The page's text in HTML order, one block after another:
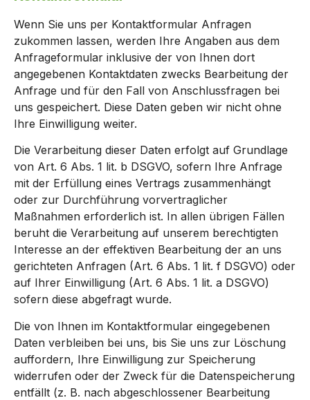
Wenn Sie uns per Kontaktformular Anfragen
zukommen lassen, werden Ihre Angaben aus dem
Anfrageformular inklusive der von Ihnen dort
angegebenen Kontaktdaten zwecks Bearbeitung der
Anfrage und für den Fall von Anschlussfragen bei
uns gespeichert. Diese Daten geben wir nicht ohne
Ihre Einwilligung weiter.
Die Verarbeitung dieser Daten erfolgt auf Grundlage
von Art. 6 Abs. 1 lit. b DSGVO, sofern Ihre Anfrage
mit der Erfüllung eines Vertrags zusammenhängt
oder zur Durchführung vorvertraglicher
Maßnahmen erforderlich ist. In allen übrigen Fällen
beruht die Verarbeitung auf unserem berechtigten
Interesse an der effektiven Bearbeitung der an uns
gerichteten Anfragen (Art. 6 Abs. 1 lit. f DSGVO) oder
auf Ihrer Einwilligung (Art. 6 Abs. 1 lit. a DSGVO)
sofern diese abgefragt wurde.
Die von Ihnen im Kontaktformular eingegebenen
Daten verbleiben bei uns, bis Sie uns zur Löschung
auffordern, Ihre Einwilligung zur Speicherung
widerrufen oder der Zweck für die Datenspeicherung
entfällt (z. B. nach abgeschlossener Bearbeitung